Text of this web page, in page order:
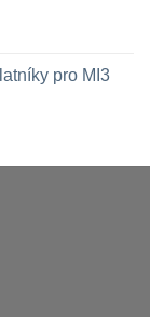
pro MI3